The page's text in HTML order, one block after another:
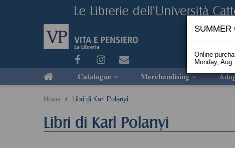
Catalogue Merchandising
Home Libri di Karl Polanyi
Libri di Karl Polanyi
SUMMER
Online
Monday,